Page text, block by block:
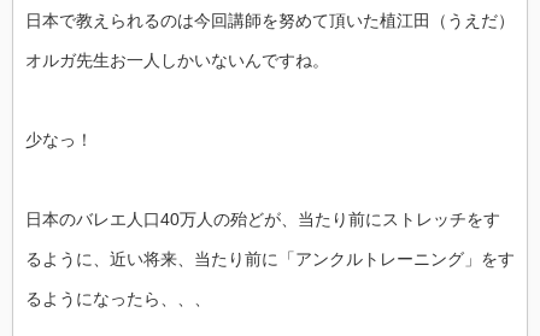
日本で教えられるのは今回講師を努めて頂いた植江田（うえだ）
オルガ先生お一人しかいないんですね。
少なっ！
日本のバレエ人口40万人の殆どが、当たり前にストレッチをす
るように、近い将来、当たり前に「アンクルトレーニング」をす
るようになったら、、、